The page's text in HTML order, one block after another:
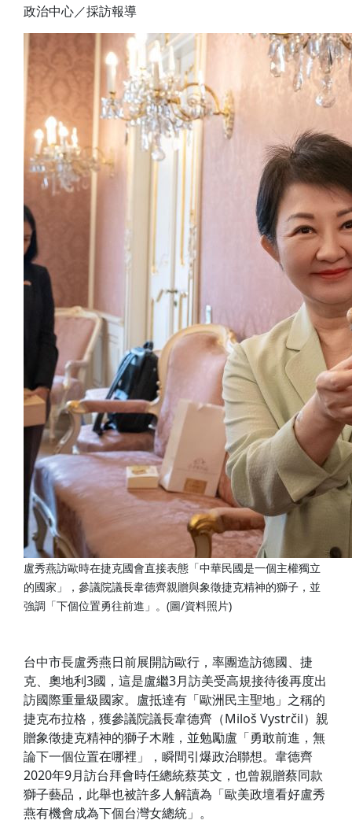
政治中心／採訪報導
盧秀燕訪歐時在捷克國會直接表態「中華民國是一個主權獨立
的國家」，參議院議長韋德齊親贈與象徵捷克精神的獅子，並
強調「下個位置勇往前進」。(圖/資料照片)
台中市長盧秀燕日前展開訪歐行，率團造訪德國、捷
克、奧地利3國，這是盧繼3月訪美受高規接待後再度出
訪國際重量級國家。盧抵達有「歐洲民主聖地」之稱的
捷克布拉格，獲參議院議長韋德齊（Miloš Vystrčil）親
贈象徵捷克精神的獅子木雕，並勉勵盧「勇敢前進，無
論下一個位置在哪裡」，瞬間引爆政治聯想。韋德齊
2020年9月訪台拜會時任總統蔡英文，也曾親贈蔡同款
獅子藝品，此舉也被許多人解讀為「歐美政壇看好盧秀
燕有機會成為下個台灣女總統」。